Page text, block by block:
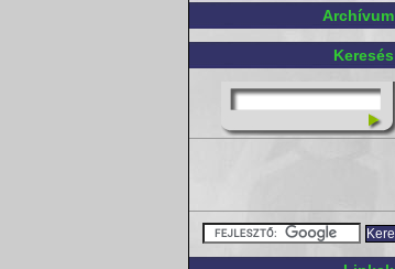
Archívum
Keresés